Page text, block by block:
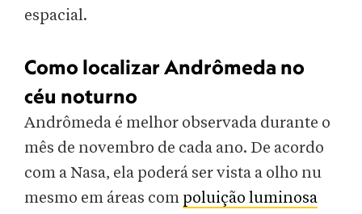
espacial.
Como localizar Andrômeda no
céu noturno
Andrômeda é melhor observada durante o
mês de novembro de cada ano. De acordo
com a Nasa, ela poderá ser vista a olho nu
mesmo em áreas com poluição luminosa